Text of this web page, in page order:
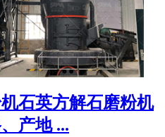
石英方解石磨粉机
产地 ...